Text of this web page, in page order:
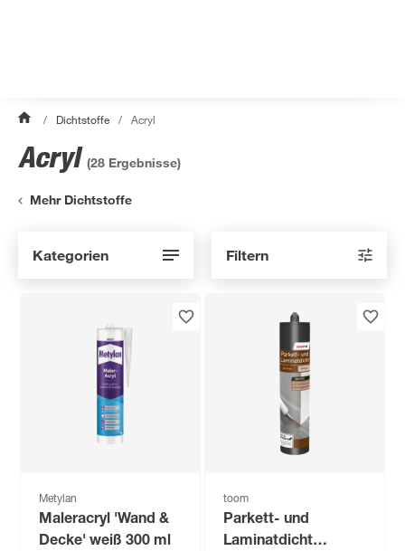
/ Dichtstoffe / Acryl
Acryl (28 Ergebnisse)
Mehr Dichtstoffe
Kategorien Filtern
Metylan
Maleracryl 'Wand &
Decke' weiß 300 ml
toom
Parkett- und
Laminatdicht